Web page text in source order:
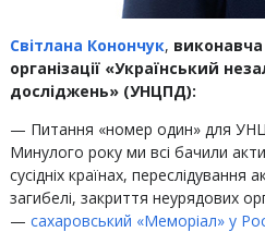
Світлана Конончук,
організації «Український
досліджень» (УНЦПД):
— Питання «номер один» для
Минулого року ми всі бачили
сусідніх країнах, переслідування
загибелі, закриття неурядових
— сахаровський «Меморіал» у